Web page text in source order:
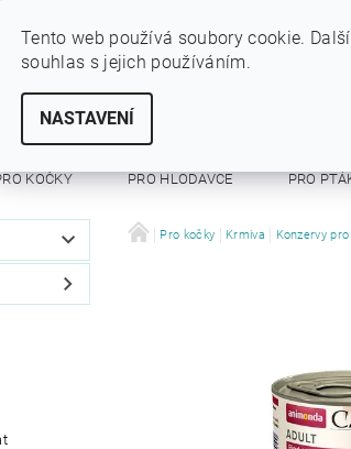
KOČKY PRO HLODAVCE PRO
DEZINFEKCE A RESPIRÁTORY
Pro kočky Krmiva Konzervy
Tento web používá soubory cookie.
souhlas s jejich používáním.
NASTAVENÍ